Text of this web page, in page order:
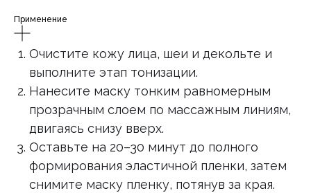
Применение
Очистите кожу лица, шеи и декольте и
выполните этап тонизации.
Нанесите маску тонким равномерным
прозрачным слоем по массажным линиям,
двигаясь снизу вверх.
Оставьте на 20–30 минут до полного
формирования эластичной пленки, затем
снимите маску пленку, потянув за края.